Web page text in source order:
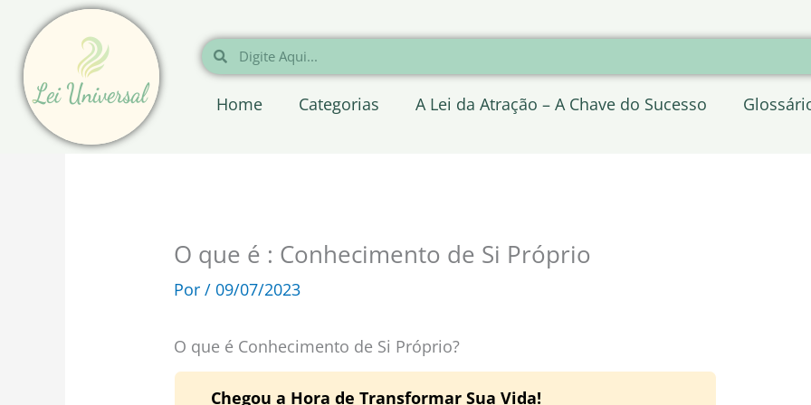
para
conteúdo
Pesquisar
Pesquisar
Home Categorias A Lei da Atração – A Chave do Sucesso
O que é : Conhecimento de Si Próprio
Por/ 09/07/2023
O que é Conhecimento de Si Próprio?
Chegou a Hora de Transformar Sua Vida!